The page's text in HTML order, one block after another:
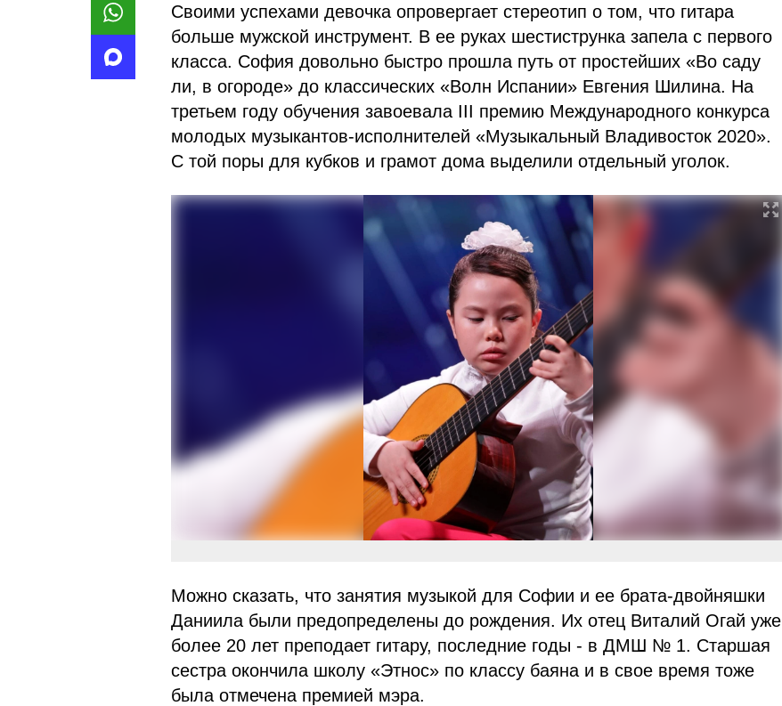
Своими успехами девочка опровергает стереотип о том, что гитара
больше мужской инструмент. В ее руках шестиструнка запела с первого
класса. София довольно быстро прошла путь от простейших «Во саду
ли, в огороде» до классических «Волн Испании» Евгения Шилина. На
третьем году обучения завоевала III премию Международного конкурса
молодых музыкантов-исполнителей «Музыкальный Владивосток 2020».
С той поры для кубков и грамот дома выделили отдельный уголок.
Можно сказать, что занятия музыкой для Софии и ее брата-двойняшки
Даниила были предопределены до рождения. Их отец Виталий Огай уже
более 20 лет преподает гитару, последние годы - в ДМШ № 1. Старшая
сестра окончила школу «Этнос» по классу баяна и в свое время тоже
была отмечена премией мэра.